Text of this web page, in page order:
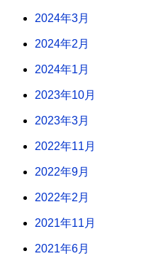
2024年3月
2024年2月
2024年1月
2023年10月
2023年3月
2022年11月
2022年9月
2022年2月
2021年11月
2021年6月